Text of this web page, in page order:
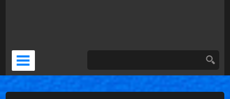
DOČASNÁ NÁHRADA
KERAMICKÁ KORUNKA
VENEERS